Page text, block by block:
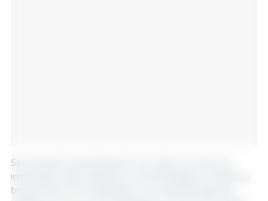
Se buscará la participación de todos los actores
implicados para asegurar una estrategia completa y
transversal. Se ha diseñado una metodología de